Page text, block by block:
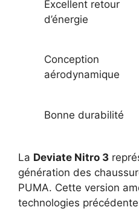
Excellent retour
d’énergie
Conception
aérodynamique
Bonne durabilité
La Deviate Nitro 3
génération des
PUMA. Cette version
technologies